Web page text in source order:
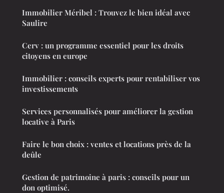
Immobilier Méribel : Trouvez le bien idéal avec
Saulire
Cerv : un programme essentiel pour les droits
citoyens en europe
Immobilier : conseils experts pour rentabiliser vos
investissements
Services personnalisés pour améliorer la gestion
locative à Paris
Faire le bon choix : ventes et locations près de la
deûle
Gestion de patrimoine à paris : conseils pour un
don optimisé.